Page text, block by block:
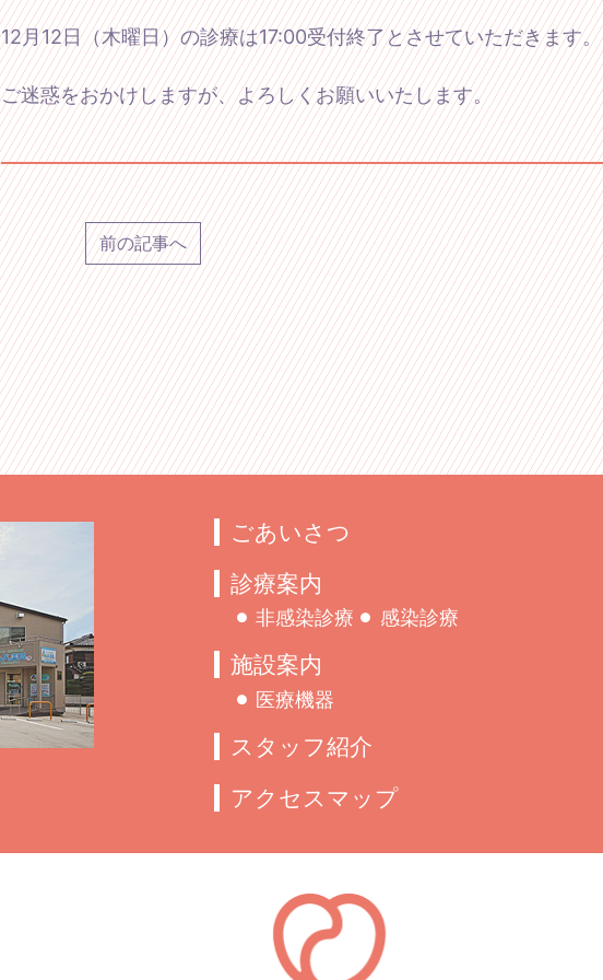
12月12日（木曜日）の診療は17:00受付終了とさせていただきます。
ご迷惑をおかけしますが、よろしくお願いいたします。
前の記事へ
ごあいさつ
診療案内
非感染診療 感染診療
施設案内
医療機器
スタッフ紹介
アクセスマップ